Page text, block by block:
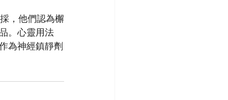
，他們認為檞
。心靈用法
為神經鎮靜劑